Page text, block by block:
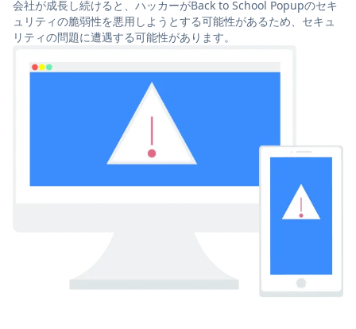
会社が成長し続けると、ハッカーがBack to School Popupのセキ
ュリティの脆弱性を悪用しようとする可能性があるため、セキュ
リティの問題に遭遇する可能性があります。